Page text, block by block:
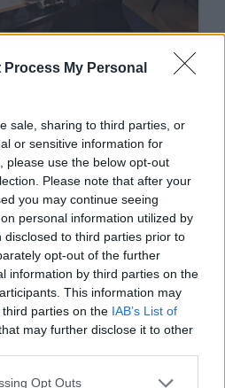
Process My Personal
sale, sharing to third parties, or
or sensitive information for
please use the below opt-out
Please note that after your
you may continue seeing
personal information utilized by
to third parties prior to
opt-out of the further
information by third parties on the
This information may
parties on the IAB’s List of
may further disclose it to other
Opt Outs